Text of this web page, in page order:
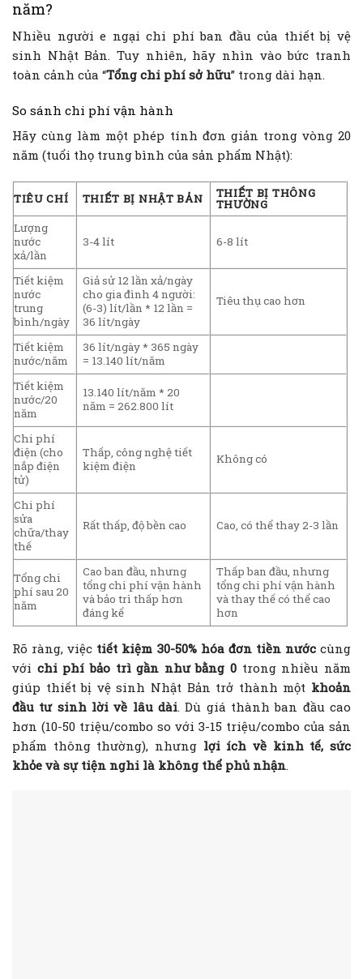
năm?
Nhiều người e ngại chi phí ban đầu của thiết bị vệ
sinh Nhật Bản. Tuy nhiên, hãy nhìn vào bức tranh
toàn cảnh của “Tổng chi phí sở hữu” trong dài hạn.
So sánh chi phí vận hành
Hãy cùng làm một phép tính đơn giản trong vòng 20
năm (tuổi thọ trung bình của sản phẩm Nhật):
TIÊU CHÍ THIẾT BỊ NHẬT BẢN THIẾT BỊ THÔNG
THƯỜNG
Lượng
nước
xả/lần
3-4 lít 6-8 lít
Tiết kiệm
nước
trung
bình/ngày
Giả sử 12 lần xả/ngày
cho gia đình 4 người:
(6-3) lít/lần * 12 lần =
36 lít/ngày
Tiêu thụ cao hơn
Tiết kiệm
nước/năm
36 lít/ngày * 365 ngày
= 13.140 lít/năm
Tiết kiệm
nước/20
năm
13.140 lít/năm * 20
năm = 262.800 lít
Chi phí
điện (cho
nắp điện
tử)
Thấp, công nghệ tiết
kiệm điện
Không có
Chi phí
sửa
chữa/thay
thế
Rất thấp, độ bền cao Cao, có thể thay 2-3 lần
Tổng chi
phí sau 20
năm
Cao ban đầu, nhưng
tổng chi phí vận hành
và bảo trì thấp hơn
đáng kể
Thấp ban đầu, nhưng
tổng chi phí vận hành
và thay thế có thể cao
hơn
Rõ ràng, việc tiết kiệm 30-50% hóa đơn tiền nướccùng
với chi phí bảo trì gần như bằng 0 trong nhiều năm
giúp thiết bị vệ sinh Nhật Bản trở thành một khoản
đầu tư sinh lời về lâu dài. Dù giá thành ban đầu cao
hơn (10-50 triệu/combo so với 3-15 triệu/combo của sản
phẩm thông thường), nhưng lợi ích về kinh tế, sức
khỏe và sự tiện nghi là không thể phủ nhận.